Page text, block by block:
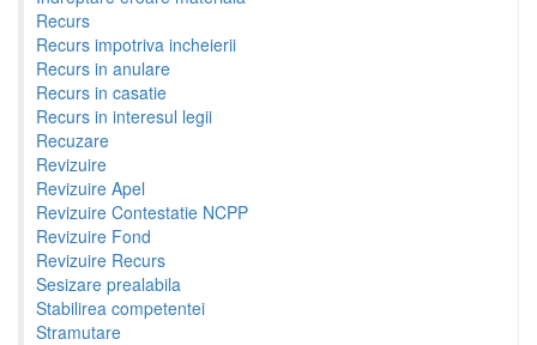
Recurs
Recurs impotriva incheierii
Recurs in anulare
Recurs in casatie
Recurs in interesul legii
Recuzare
Revizuire
Revizuire Apel
Revizuire Contestatie NCPP
Revizuire Fond
Revizuire Recurs
Sesizare prealabila
Stabilirea competentei
Stramutare